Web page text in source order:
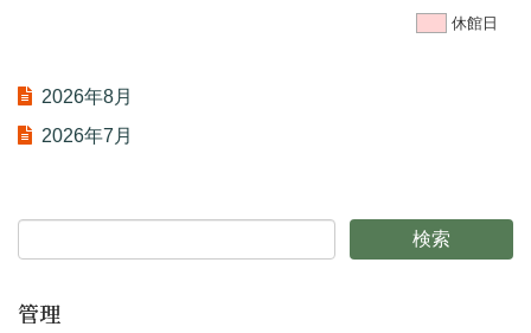
休館日
2026年8月
2026年7月
管理